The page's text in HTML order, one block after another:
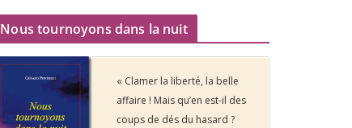
Nous tournoyons dans la nuit
« Clamer la liberté, la belle
affaire ! Mais qu’en est-il des
coups de dés du hasard ?